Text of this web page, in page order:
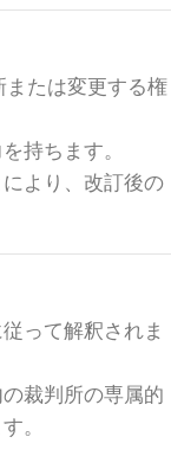
または変更する権
持ちます。
より、改訂後の
って解釈されま
裁判所の専属的
。